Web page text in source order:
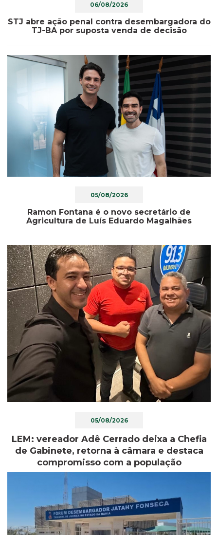
06/08/2026
STJ abre ação penal contra desembargadora do
TJ-BA por suposta venda de decisão
05/08/2026
Ramon Fontana é o novo secretário de
Agricultura de Luís Eduardo Magalhães
05/08/2026
LEM: vereador Adê Cerrado deixa a Chefia
de Gabinete, retorna à câmara e destaca
compromisso com a população